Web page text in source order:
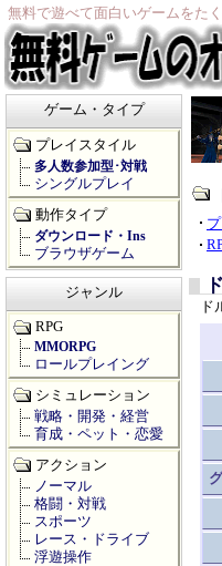
無料で遊べて面白いゲームをた
ゲーム・タイプ
プレイスタイル
多人数参加型･対戦
シングルプレイ
動作タイプ
ダウンロード・Ins
ブラウザゲーム
ジャンル
RPG
MMORPG
ロールプレイング
シミュレーション
戦略・開発・経営
育成・ペット・恋愛
アクション
ノーマル
格闘・対戦
スポーツ
レース・ドライブ
浮遊操作